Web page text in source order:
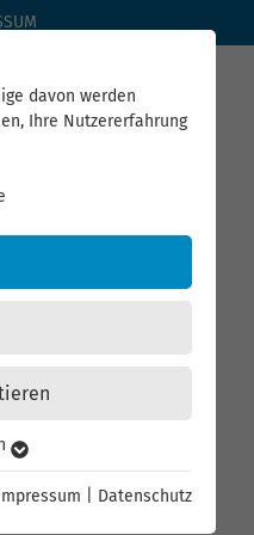
50 % der
zukünftigen
davon werden
Ihre Nutzererfahrung
der WebseiteDatenschutz